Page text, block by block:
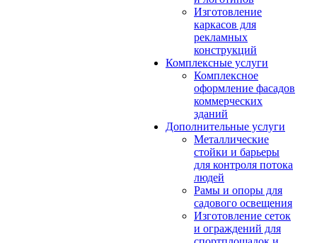
Изготовление
каркасов для
рекламных
конструкций
Комплексные услуги
Комплексное
оформление фасадов
коммерческих
зданий
Дополнительные услуги
Металлические
стойки и барьеры
для контроля потока
людей
Рамы и опоры для
садового освещения
Изготовление сеток
и ограждений для